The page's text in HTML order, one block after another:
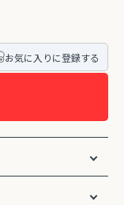
お気に入りに登録する